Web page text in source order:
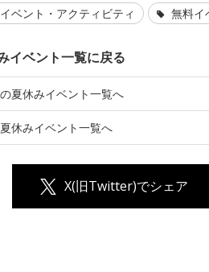
ベント・アクティビティ 無料イ
イベント一覧に戻る
の夏休みイベント一覧へ
休みイベント一覧へ
X(旧Twitter)でシェア